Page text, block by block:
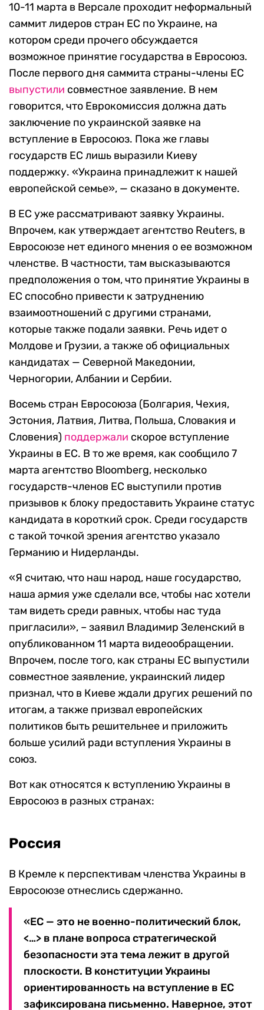
10-11 марта в Версале проходит неформальный
саммит лидеров стран ЕС по Украине, на
котором среди прочего обсуждается
возможное принятие государства в Евросоюз.
После первого дня саммита страны-члены ЕС
выпустили совместное заявление. В нем
говорится, что Еврокомиссия должна дать
заключение по украинской заявке на
вступление в Евросоюз. Пока же главы
государств ЕС лишь выразили Киеву
поддержку. «Украина принадлежит к нашей
европейской семье», — сказано в документе.
В ЕС уже рассматривают заявку Украины.
Впрочем, как утверждает агентство Reuters, в
Евросоюзе нет единого мнения о ее возможном
членстве. В частности, там высказываются
предположения о том, что принятие Украины в
ЕС способно привести к затруднению
взаимоотношений с другими странами,
которые также подали заявки. Речь идет о
Молдове и Грузии, а также об официальных
кандидатах — Северной Македонии,
Черногории, Албании и Сербии.
Восемь стран Евросоюза (Болгария, Чехия,
Эстония, Латвия, Литва, Польша, Словакия и
Словения) поддержали скорое вступление
Украины в ЕС. В то же время, как сообщило 7
марта агентство Bloomberg, несколько
государств-членов ЕС выступили против
призывов к блоку предоставить Украине статус
кандидата в короткий срок. Среди государств
с такой точкой зрения агентство указало
Германию и Нидерланды.
«Я считаю, что наш народ, наше государство,
наша армия уже сделали все, чтобы нас хотели
там видеть среди равных, чтобы нас туда
пригласили», – заявил Владимир Зеленский в
опубликованном 11 марта видеообращении.
Впрочем, после того, как страны ЕС выпустили
совместное заявление, украинский лидер
признал, что в Киеве ждали других решений по
итогам, а также призвал европейских
политиков быть решительнее и приложить
больше усилий ради вступления Украины в
союз.
Вот как относятся к вступлению Украины в
Евросоюз в разных странах:
Россия
В Кремле к перспективам членства Украины в
Евросоюзе отнеслись сдержанно.
«ЕС — это не военно-политический блок,
<…> в плане вопроса стратегической
безопасности эта тема лежит в другой
плоскости. В конституции Украины
ориентированность на вступление в ЕС
зафиксирована письменно. Наверное, этот